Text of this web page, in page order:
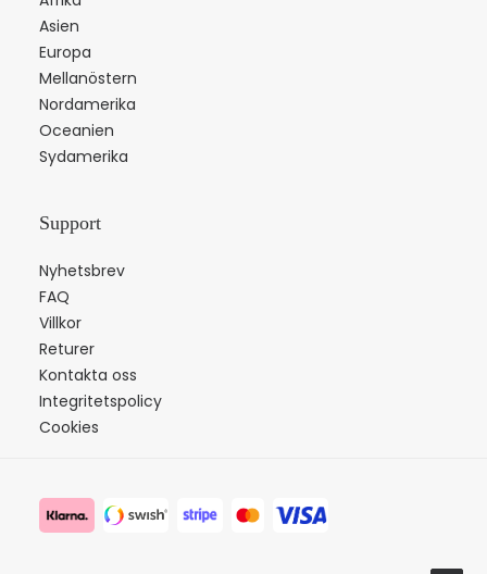
Asien
Europa
Mellanöstern
Nordamerika
Oceanien
Sydamerika
Support
Nyhetsbrev
FAQ
Villkor
Returer
Kontakta oss
Integritetspolicy
Cookies